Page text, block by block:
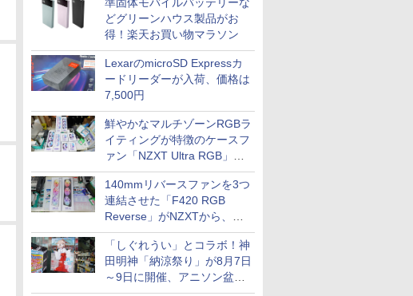
どグリーンハウス製品がお
得！楽天お買い物マラソン
LexarのmicroSD Expressカ
ードリーダーが入荷、価格は
7,500円
鮮やかなマルチゾーンRGBラ
イティングが特徴のケースフ
ァン「NZXT Ultra RGB」が
発売、計8製品
140mmリバースファンを3つ
連結させた「F420 RGB
Reverse」がNZXTから、単
一フレーム採用
「しぐれうい」とコラボ！神
田明神「納涼祭り」が8月7日
～9日に開催、アニソン盆踊
りや屋台グルメなどもあり